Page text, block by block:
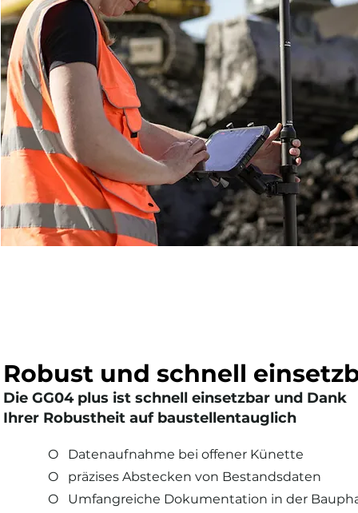
Robust und schnell
Die GG04 plus ist schnell einsetzbar und Dank
Ihrer Robustheit auf baustellentauglich
O Datenaufnahme bei offener Künette
O präzises Abstecken von Bestandsdaten
O Umfangreiche Dokumentation in der